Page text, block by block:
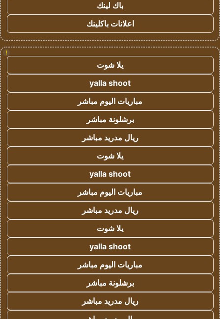
باك لينك
اعلانات باكلينك
!
يلا شوت
yalla shoot
مباريات اليوم مباشر
برشلونة مباشر
ريال مدريد مباشر
يلا شوت
yalla shoot
مباريات اليوم مباشر
ريال مدريد مباشر
يلا شوت
yalla shoot
مباريات اليوم مباشر
برشلونة مباشر
ريال مدريد مباشر